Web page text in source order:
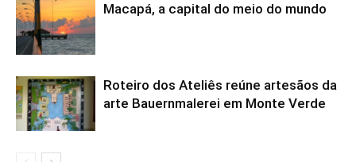
Macapá, a capital do meio do mundo
Roteiro dos Ateliês reúne artesãos da
arte Bauernmalerei em Monte Verde